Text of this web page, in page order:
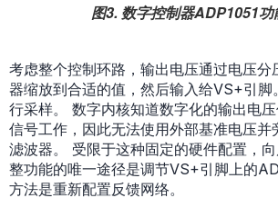
图3. 数字控制器ADP1051功
考虑整个控制环路，输出电压通过电压分
器缩放到合适的值，然后输入给VS+引
行采样。 数字内核知道数字化的输出电
信号工作，因此无法使用外部基准电压并
滤波器。 受限于这种固定的硬件配置，
整功能的唯一途径是调节VS+引脚上的
方法是重新配置反馈网络。